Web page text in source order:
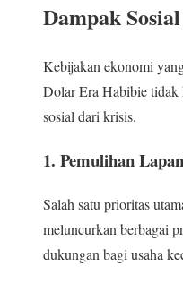
Dampak
Kebijakan ekonomi
Dolar Era Habibie tidak
sosial dari krisis.
1. Pemulihan
Salah satu prioritas
meluncurkan berbagai
dukungan bagi usaha